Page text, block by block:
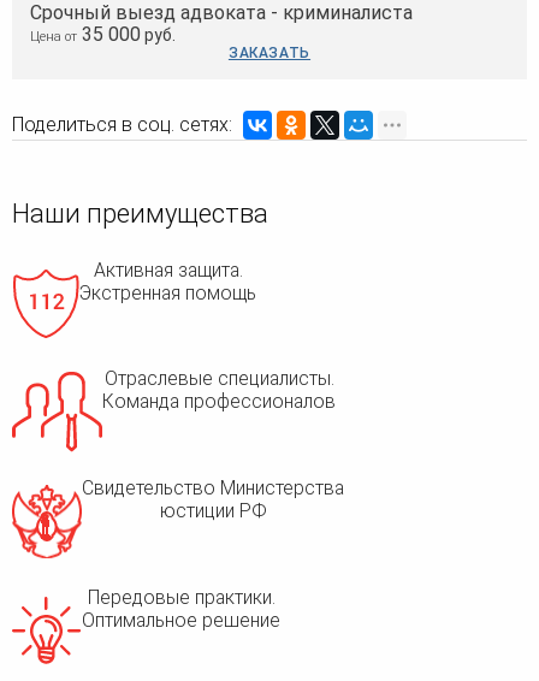
Срочный выезд адвоката - криминалиста
Цена от 35 000руб.
ЗАКАЗАТЬ
Поделиться в соц. сетях:
Наши преимущества
Активная защита.
Экстренная помощь
Отраслевые специалисты.
Команда профессионалов
Свидетельство Министерства
юстиции РФ
Передовые практики.
Оптимальное решение